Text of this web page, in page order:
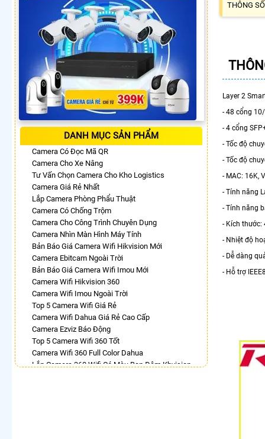
DANH MỤC SẢN PHẨM
Camera Có Đọc Mã QR
Camera Cho Xe Nâng
Tư Vấn Chọn Camera Cho Kho Logistics
Camera Giá Rẻ Nhất
Lắp Camera Phòng Phẩu Thuật
Camera Có Chống Trộm
Camera Cho Công Trình Chuyên Dụng
Camera Nhìn Màn Hình Máy Tính
Bản Báo Giá Camera Wifi Hikvision Mới
Camera Ebitcam Ngoài Trời
Bản Báo Giá Camera Wifi Imou Mới
Camera Wifi Hikvision 360
Camera Wifi Imou Ngoài Trời
Top 5 Camera Wifi Giá Rẻ
Camera Wifi Dahua Giá Rẻ Cao Cấp
Camera Ezviz Báo Động
Top 5 Camera Wifi 360 Tốt
Camera Wifi 360 Full Color Dahua
Lắp Camera 360 Wifi Có Màu Ban Đêm Kbvision
THÔNG
Layer 2
- 48 cổng
- 4 cổng
- Tốc độ
- Tốc độ
- MAC: 16K,
- Tính năng
- Tính năng
- Kích thước:
- Nhiệt độ
- Dễ dàng
- Hỗ trợ